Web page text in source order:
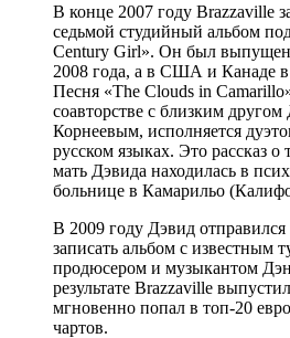
В конце 2007 году Brazzaville
седьмой студийный альбом
Century Girl». Он был выпущен
2008 года, а в США и Канаде в
Песня «The Clouds in
соавторстве с близким
Корнеевым, исполняется
русском языках. Это рассказ о
мать Дэвида находилась в
больнице в Камарильо
В 2009 году Дэвид
записать альбом с известным
продюсером и музыкантом
результате Brazzaville
мгновенно попал в топ-20
чартов.